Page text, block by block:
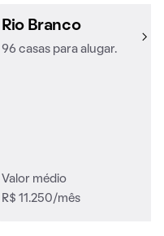
Rio Branco
96 casas para alugar.
Valor médio
R$ 11.250/mês